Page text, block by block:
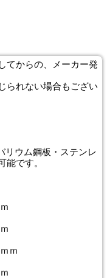
てからの、メーカー発
られない場合もござい
リウム鋼板・ステンレ
能です。
ｍ